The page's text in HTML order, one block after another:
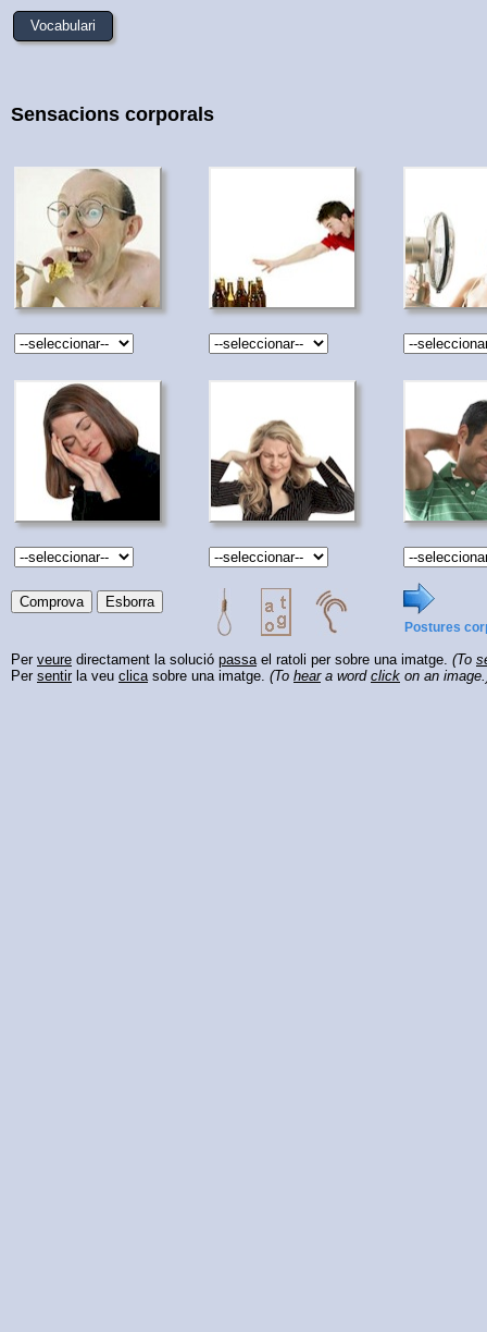
Vocabulari
Sensacions corporals
Postures
Per veure directament la solució passael ratoli per sobre una imatge. (To
Per sentirla veu clicasobre una imatge. (To heara word click on an